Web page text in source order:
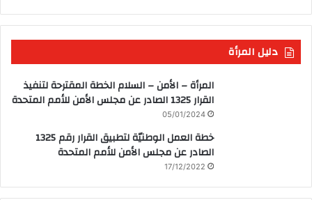
دليل المرأة
المرأة – الأمن – السلام الخطة المقترحة لتنفيذ
القرار 1325 الصادر عن مجلس الأمن للأمم المتحدة
05/01/2024
خطة العمل الوطنيّة لتطبيق القرار رقم 1325
الصادر عن مجلس الأمن للأمم المتحدة
17/12/2022